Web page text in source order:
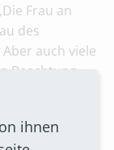
Frau an
des
auch viele
Beachtung.
der
DDR, die
ihnen